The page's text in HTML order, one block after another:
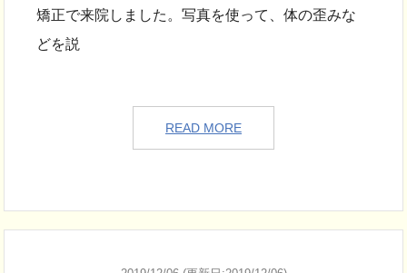
矯正で来院しました。写真を使って、体の歪みな
どを説
READ MORE